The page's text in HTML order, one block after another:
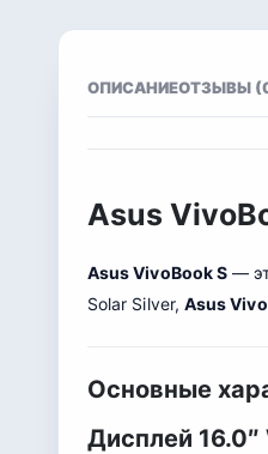
ОПИСАНИЕОТЗЫВЫ
Asus
Asus VivoBook S —
Solar Silver, Asus
Основные
Дисплей 16.0″